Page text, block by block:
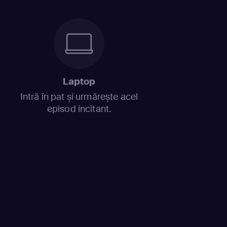
Laptop
Intră în pat și urmărește acel
episod incitant.